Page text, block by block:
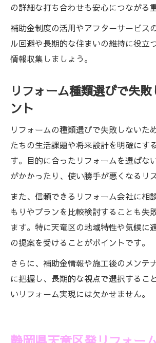
の詳細な打ち合わせも安心につながる
補助金制度の活用やアフターサービス
ル回避や長期的な住まいの維持に役立
情報収集しましょう。
リフォーム種類選びで失
ント
リフォームの種類選びで失敗しないた
たちの生活課題や将来設計を明確にす
す。目的に合ったリフォームを選ばな
がかかったり、使い勝手が悪くなるリ
また、信頼できるリフォーム会社に相
もりやプランを比較検討することも失
ます。特に天竜区の地域特性や気候に
の提案を受けることがポイントです。
さらに、補助金情報や施工後のメンテ
に把握し、長期的な視点で選択するこ
いリフォーム実現には欠かせません。